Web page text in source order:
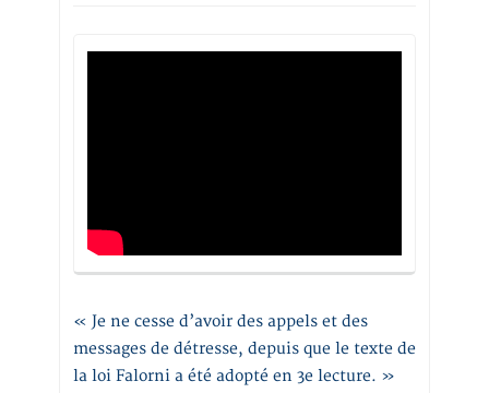
« Je ne cesse d’avoir des appels et des
messages de détresse, depuis que le texte de
la loi Falorni a été adopté en 3e lecture. »